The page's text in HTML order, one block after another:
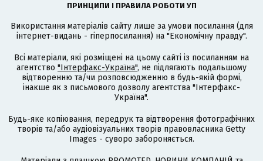
ПРИНЦИПИ І ПРАВИЛА РОБОТИ УП
Використання матеріалів сайту лише за умови посилання (для
інтернет-видань - гіперпосилання) на "Економічну правду".
Всі матеріали, які розміщені на цьому сайті із посиланням на
агентство "Інтерфакс-Україна", не підлягають подальшому
відтворенню та/чи розповсюдженню в будь-якій формі,
інакше як з письмового дозволу агентства "Інтерфакс-
Україна".
Будь-яке копіювання, передрук та відтворення фотографічних
творів та/або аудіовізуальних творів правовласника Getty
Images - суворо забороняється.